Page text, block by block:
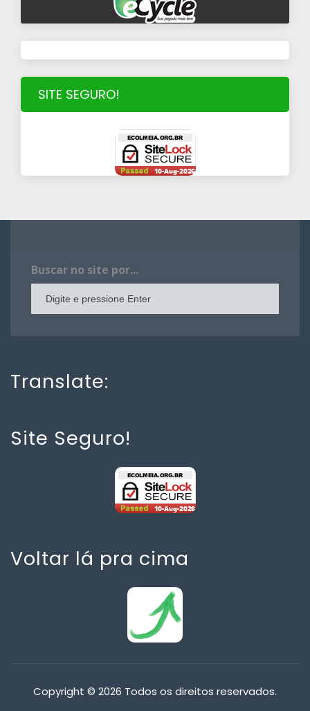
SITE SEGURO!
Buscar no site por...
Translate:
Site Seguro!
Voltar lá pra cima
Copyright © 2026 Todos os direitos reservados.